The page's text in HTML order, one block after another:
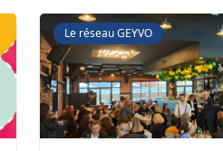
Le réseau GEYVO